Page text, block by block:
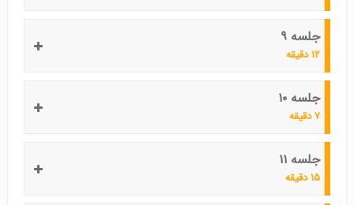
جلسه ۹
۱۲ دقیقه
جلسه ۱۰
۷ دقیقه
جلسه ۱۱
۱۵ دقیقه